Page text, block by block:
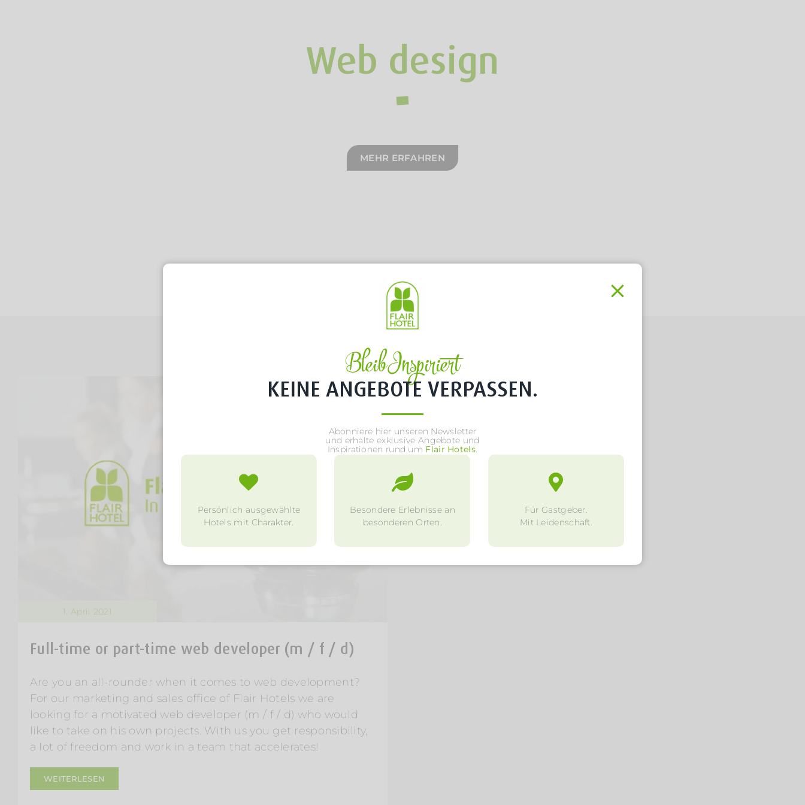
Web design
MEHR ERFAHREN
1. April 2021
Full-time or part-time web developer (m / f / d)
Are you an all-rounder when it comes to web development?
For our marketing and sales office of Flair Hotels we are
looking for a motivated web developer (m / f / d) who would
like to take on his own projects. With us you get responsibility,
a lot of freedom and work in a team that accelerates!
WEITERLESEN
Bleib Inspiriert
KEINE ANGEBOTE VERPASSEN.
Abonniere hier unseren Newsletter
und erhalte exklusive Angebote und
Inspirationen rund um Flair Hotels.
Persönlich ausgewählte
Hotels mit Charakter.
Besondere Erlebnisse an
besonderen Orten.
Für Gastgeber.
Mit Leidenschaft.